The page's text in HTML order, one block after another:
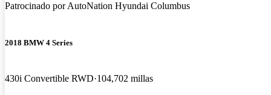
Patrocinado porAutoNation Hyundai Columbus
2018 BMW 4 Series
430i Convertible RWD 104,702 millas